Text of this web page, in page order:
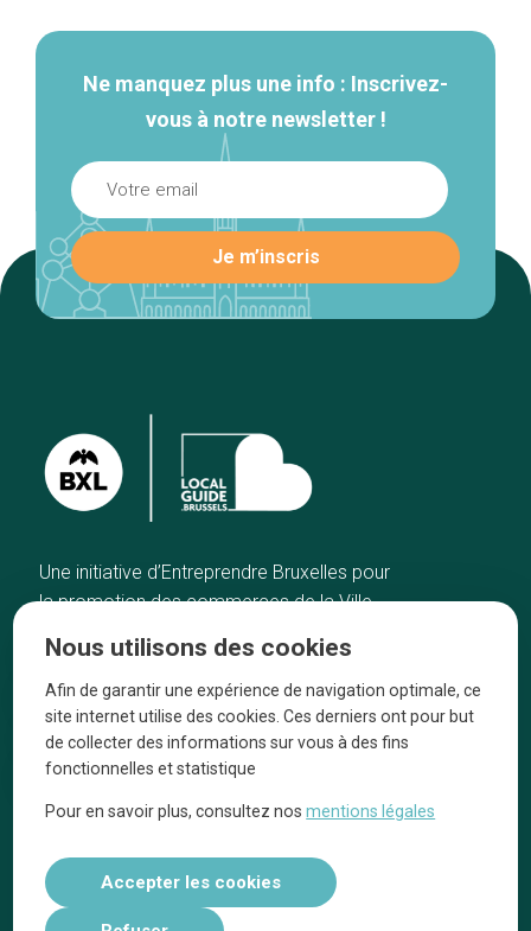
Ne manquez plus une info : Inscrivez-
vous à notre newsletter !
Une initiative d’Entreprendre Bruxelles pour
la promotion des commerces de la Ville
Accueil
Bonnes adresses
Quartiers
Blog
Tops 10
Artisans
A propos
On parle de nous
Nous utilisons des cookies
Afin de garantir une expérience de navigation optimale, ce
site internet utilise des cookies. Ces derniers ont pour but
de collecter des informations sur vous à des fins
fonctionnelles et statistique
Pour en savoir plus, consultez nosmentions légales
Accepter les cookies